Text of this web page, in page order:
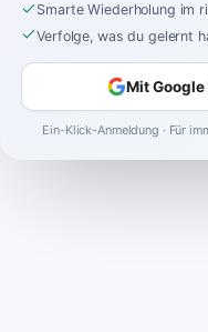
Smarte Wiederholung im
Verfolge, was du gelernt
Mit
Ein-Klick-Anmeldung · Für